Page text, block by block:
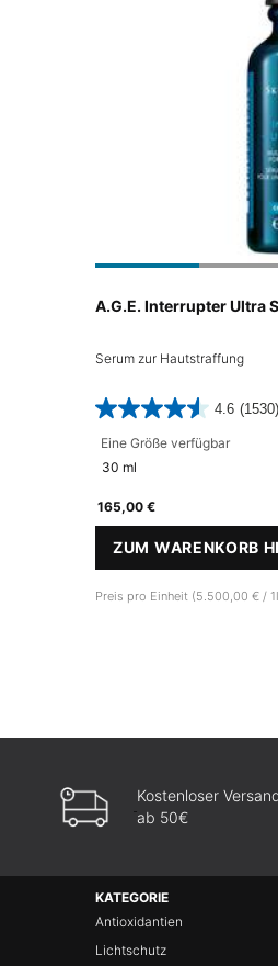
A.G.E. Interrupter Ultra
Serum zur Hautstraffung
4.6 (1530)
Eine Größe verfügbar
30 ml
165,00 €
ZUM WARENKORB
Preis pro Einheit (5.500,00 € /
Kostenloser
ab 50€
Fußzeilennavigation
KATEGORIE
Antioxidantien
Lichtschutz